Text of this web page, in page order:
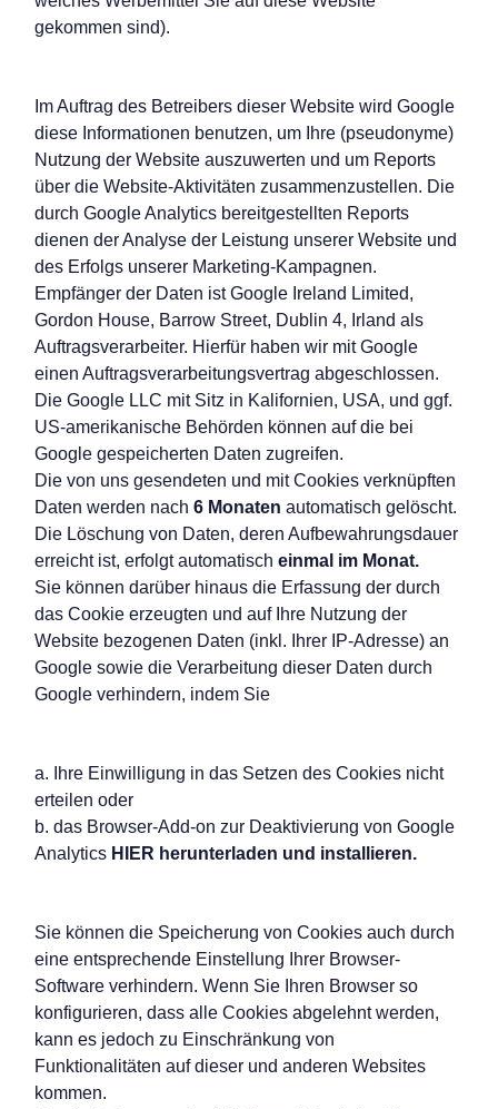
gekommen sind).
Im Auftrag des Betreibers dieser Website wird Google
diese Informationen benutzen, um Ihre (pseudonyme)
Nutzung der Website auszuwerten und um Reports
über die Website-Aktivitäten zusammenzustellen. Die
durch Google Analytics bereitgestellten Reports
dienen der Analyse der Leistung unserer Website und
des Erfolgs unserer Marketing-Kampagnen.
Empfänger der Daten ist Google Ireland Limited,
Gordon House, Barrow Street, Dublin 4, Irland als
Auftragsverarbeiter. Hierfür haben wir mit Google
einen Auftragsverarbeitungsvertrag abgeschlossen.
Die Google LLC mit Sitz in Kalifornien, USA, und ggf.
US-amerikanische Behörden können auf die bei
Google gespeicherten Daten zugreifen.
Die von uns gesendeten und mit Cookies verknüpften
Daten werden nach 6 Monaten automatisch gelöscht.
Die Löschung von Daten, deren Aufbewahrungsdauer
erreicht ist, erfolgt automatisch einmal im Monat.
Sie können darüber hinaus die Erfassung der durch
das Cookie erzeugten und auf Ihre Nutzung der
Website bezogenen Daten (inkl. Ihrer IP-Adresse) an
Google sowie die Verarbeitung dieser Daten durch
Google verhindern, indem Sie
a. Ihre Einwilligung in das Setzen des Cookies nicht
erteilen oder
b. das Browser-Add-on zur Deaktivierung von Google
Analytics HIER herunterladen und installieren.
Sie können die Speicherung von Cookies auch durch
eine entsprechende Einstellung Ihrer Browser-
Software verhindern. Wenn Sie Ihren Browser so
konfigurieren, dass alle Cookies abgelehnt werden,
kann es jedoch zu Einschränkung von
Funktionalitäten auf dieser und anderen Websites
kommen.